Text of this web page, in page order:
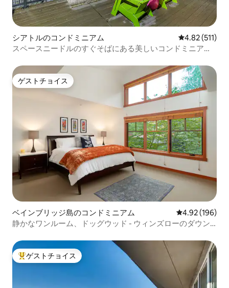
シアトルのコンドミニアム レビュー511
4.82 (511)
スペースニードルのすぐそばにある美しいコンドミニア
ゲストチョイス
ゲストチョイス
ベインブリッジ島のコンドミニアム レビュー196
4.92 (196)
静かなワンルーム、ドッグウッド - ウィンズローのダウン
大好評のゲストチョイスです。
ゲストチョイス